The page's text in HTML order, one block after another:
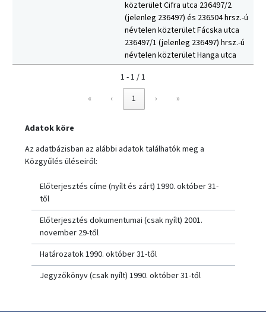
közterület Cifra utca 236497/2
(jelenleg 236497) és 236504 hrsz.-ú
névtelen közterület Fácska utca
236497/1 (jelenleg 236497) hrsz.-ú
névtelen közterület Hanga utca
1 - 1 / 1
«
‹ 1 › »
Adatok köre
Az adatbázisban az alábbi adatok találhatók meg a
Közgyűlés üléseiről:
Előterjesztés címe (nyílt és zárt) 1990. október 31-
től
Előterjesztés dokumentumai (csak nyílt) 2001.
november 29-től
Határozatok 1990. október 31-től
Jegyzőkönyv (csak nyílt) 1990. október 31-től